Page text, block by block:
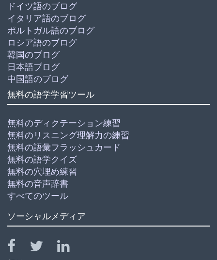
ドイツ語のブログ
イタリア語のブログ
ポルトガル語のブログ
ロシア語のブログ
韓国のブログ
日本語ブログ
中国語のブログ
無料の語学学習ツール
無料のディクテーション練習
無料のリスニング理解力の練習
無料の語彙フラッシュカード
無料の語学クイズ
無料の穴埋め練習
無料の音声辞書
すべてのツール
ソーシャルメディア